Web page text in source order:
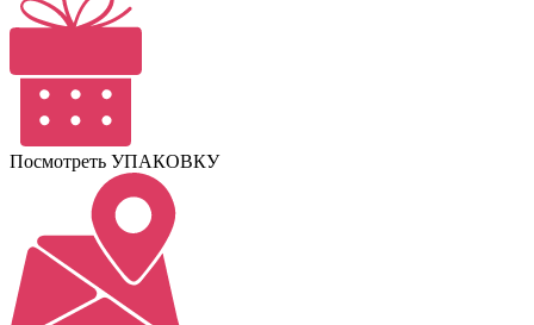
Посмотреть УПАКОВКУ